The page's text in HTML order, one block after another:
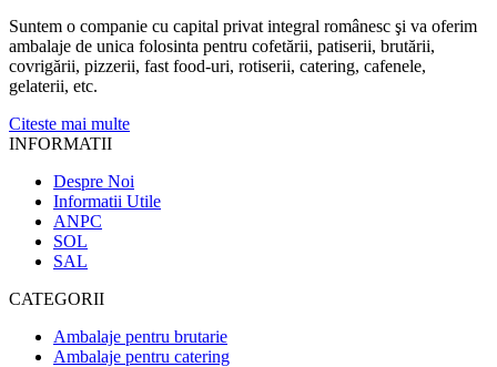
Suntem o companie cu capital privat integral românesc şi va oferim
ambalaje de unica folosinta pentru cofetării, patiserii, brutării,
covrigării, pizzerii, fast food-uri, rotiserii, catering, cafenele,
gelaterii, etc.
Citeste mai multe
INFORMATII
Despre Noi
Informatii Utile
ANPC
SOL
SAL
CATEGORII
Ambalaje pentru brutarie
Ambalaje pentru catering